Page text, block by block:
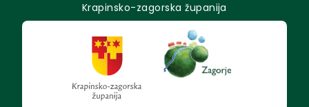
Krapinsko-zagorska županija